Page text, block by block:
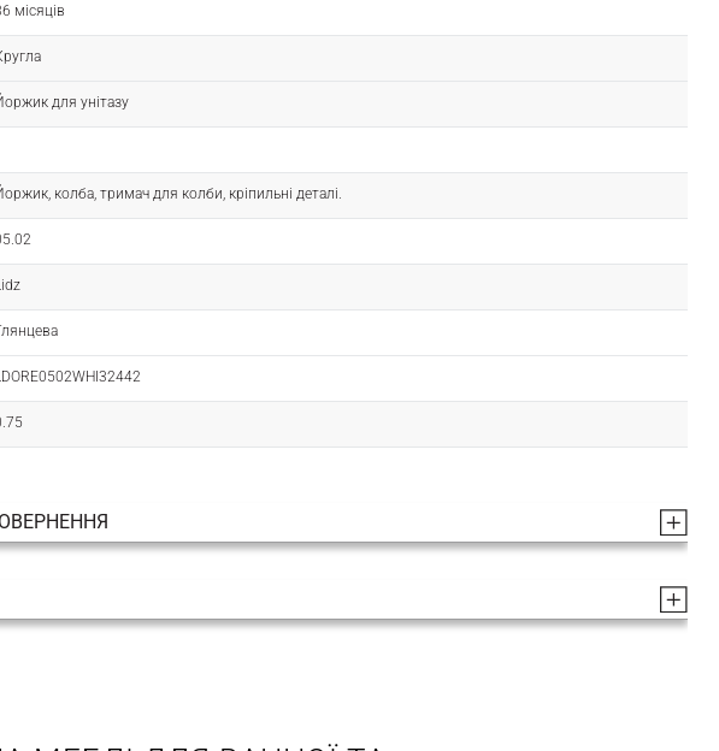
місяців
для унітазу
колба, тримач для колби, кріпильні деталі.